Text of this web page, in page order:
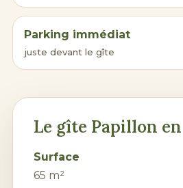
Parking immédiat
juste devant le gîte
Le gîte Papillon
Surface
65 m²